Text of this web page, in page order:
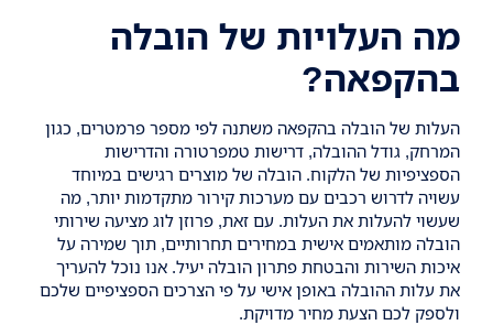
מה העלויות של הובלה
בהקפאה?
העלות של הובלה בהקפאה משתנה לפי מספר פרמטרים, כגון
המרחק, גודל ההובלה, דרישות טמפרטורה והדרישות
הספציפיות של הלקוח. הובלה של מוצרים רגישים במיוחד
עשויה לדרוש רכבים עם מערכות קירור מתקדמות יותר, מה
שעשוי להעלות את העלות. עם זאת, פרוזן לוג מציעה שירותי
הובלה מותאמים אישית במחירים תחרותיים, תוך שמירה על
איכות השירות והבטחת פתרון הובלה יעיל. אנו נוכל להעריך
את עלות ההובלה באופן אישי על פי הצרכים הספציפיים שלכם
ולספק לכם הצעת מחיר מדויקת.